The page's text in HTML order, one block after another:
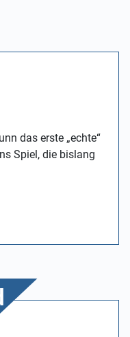
das erste „echte“
Spiel, die bislang